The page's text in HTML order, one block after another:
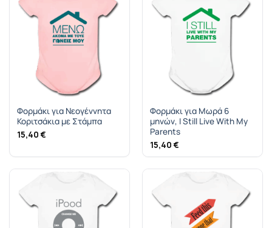
Φορμάκι για Νεογέννητα
Κοριτσάκια με Στάμπα
15,40 €
Φορμάκι για Μωρά 6
μηνών, I Still Live With My
Parents
15,40 €